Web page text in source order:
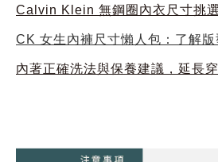
Calvin Klein 無鋼圈內衣尺寸挑
CK 女生內褲尺寸懶人包：了解版
內著正確洗法與保養建議，延長